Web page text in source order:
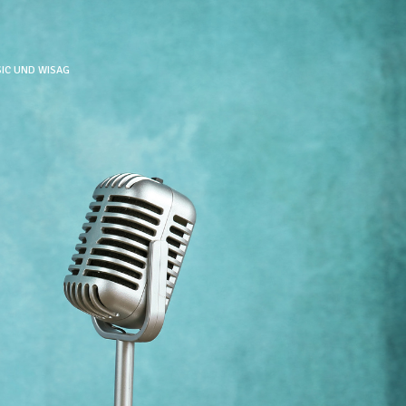
UND WISAG